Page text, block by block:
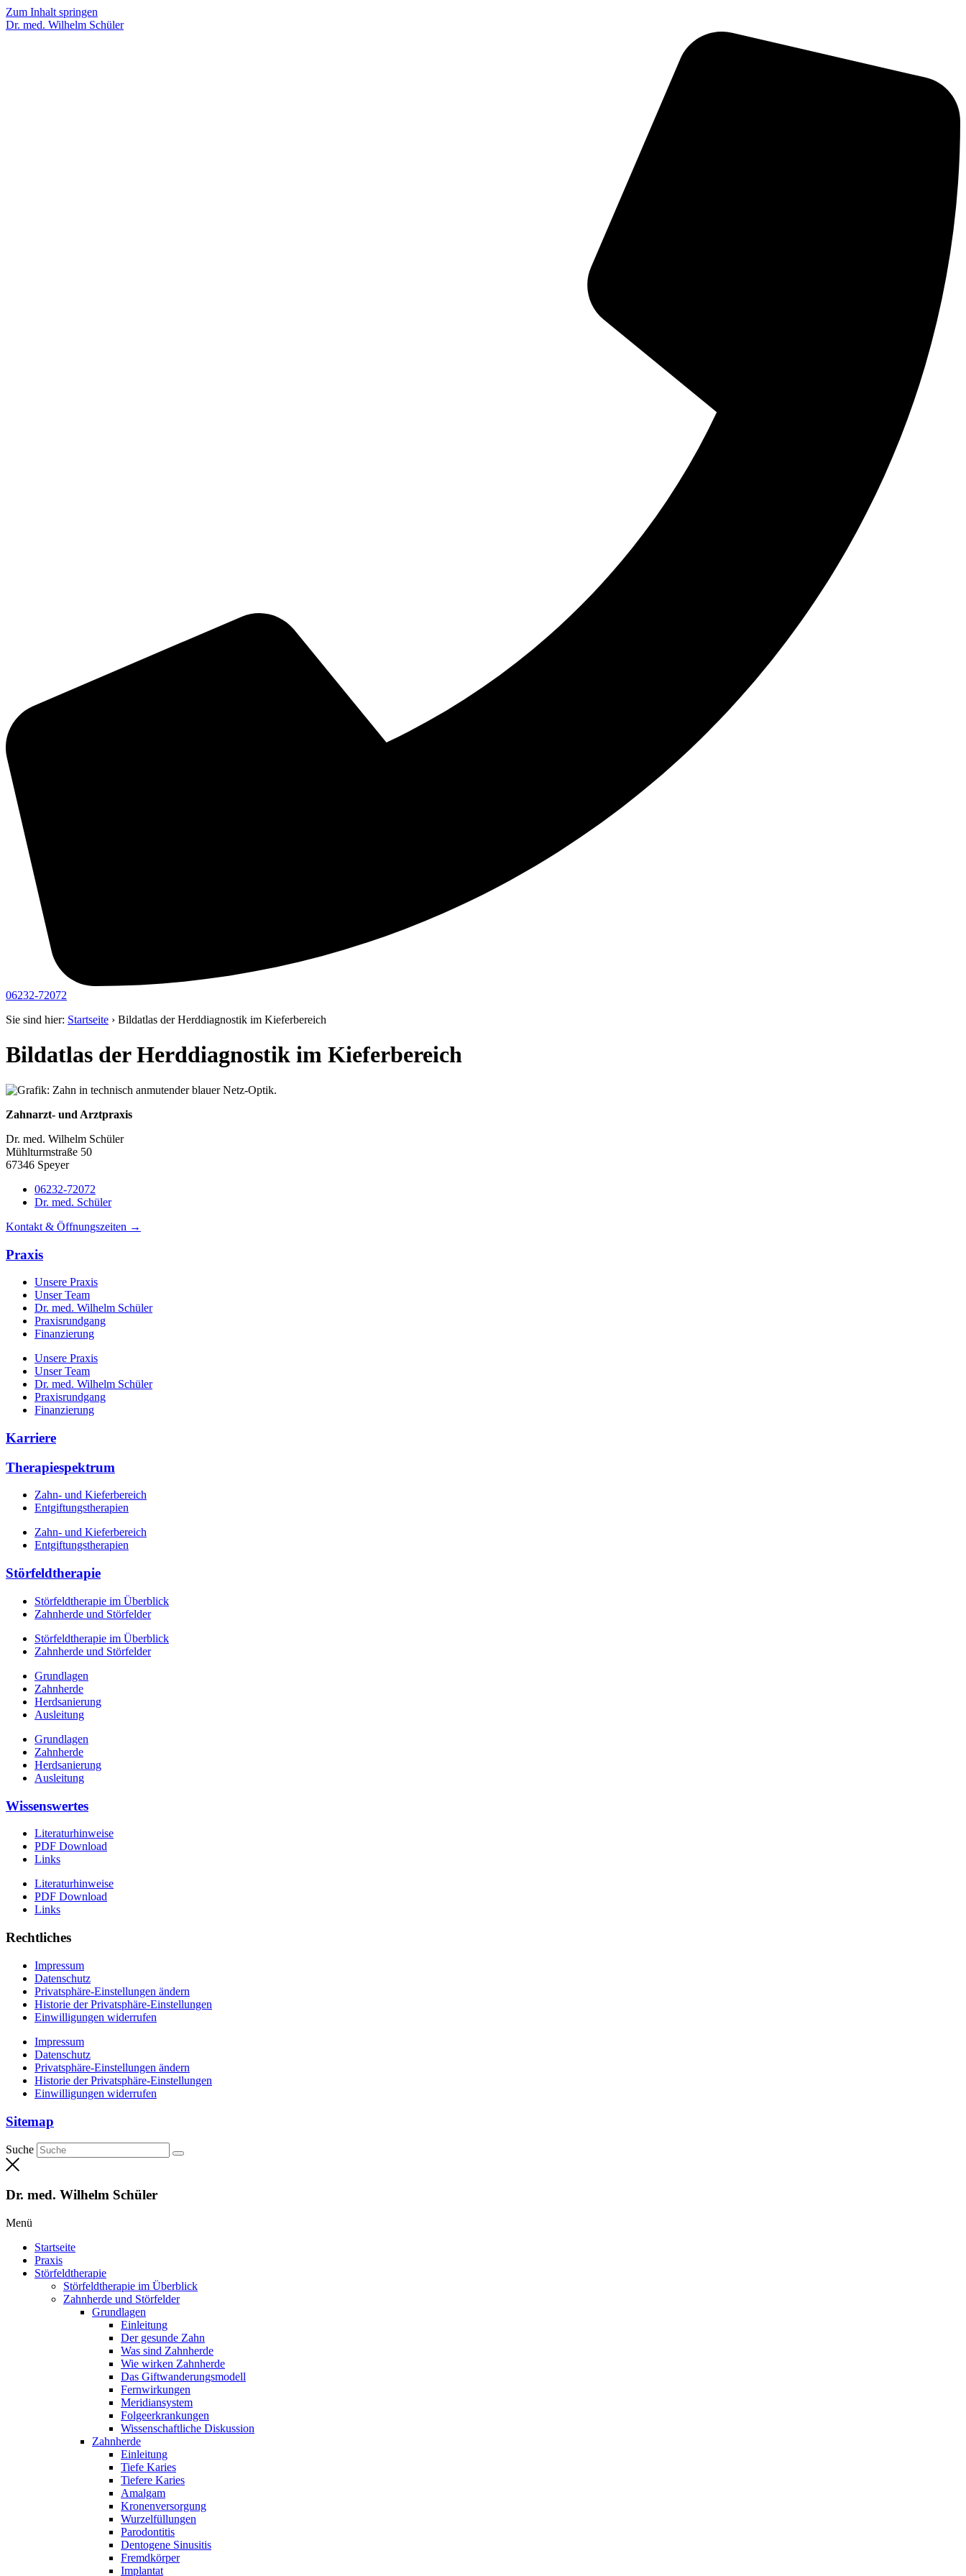
Zum Inhalt springen
Dr. med. Wilhelm Schüler
06232-72072
Sie sind hier: Startseite › Bildatlas der Herddiagnostik im Kieferbereich
Bildatlas der Herddiagnostik im Kieferbereich
Zahnarzt- und Arztpraxis
Dr. med. Wilhelm Schüler
Mühlturmstraße 50
67346 Speyer
06232-72072
Dr. med. Schüler
Kontakt & Öffnungszeiten →
Praxis
Unsere Praxis
Unser Team
Dr. med. Wilhelm Schüler
Praxisrundgang
Finanzierung
Unsere Praxis
Unser Team
Dr. med. Wilhelm Schüler
Praxisrundgang
Finanzierung
Karriere
Therapiespektrum
Zahn- und Kieferbereich
Entgiftungstherapien
Zahn- und Kieferbereich
Entgiftungstherapien
Störfeldtherapie
Störfeldtherapie im Überblick
Zahnherde und Störfelder
Störfeldtherapie im Überblick
Zahnherde und Störfelder
Grundlagen
Zahnherde
Herdsanierung
Ausleitung
Grundlagen
Zahnherde
Herdsanierung
Ausleitung
Wissenswertes
Literaturhinweise
PDF Download
Links
Literaturhinweise
PDF Download
Links
Rechtliches
Impressum
Datenschutz
Privatsphäre-Einstellungen ändern
Historie der Privatsphäre-Einstellungen
Einwilligungen widerrufen
Impressum
Datenschutz
Privatsphäre-Einstellungen ändern
Historie der Privatsphäre-Einstellungen
Einwilligungen widerrufen
Sitemap
Suche
Dr. med. Wilhelm Schüler
Menü
Startseite
Praxis
Störfeldtherapie
Störfeldtherapie im Überblick
Zahnherde und Störfelder
Grundlagen
Einleitung
Der gesunde Zahn
Was sind Zahnherde
Wie wirken Zahnherde
Das Gift­wanderungs­modell
Fernwirkungen
Meridian­system
Folge­erkrankungen
Wissen­schaftliche Diskussion
Zahnherde
Einleitung
Tiefe Karies
Tiefere Karies
Amalgam
Kronen­versorgung
Wurzel­füllungen
Paro­dontitis
Dento­gene Sinusitis
Fremdkörper
Implantat